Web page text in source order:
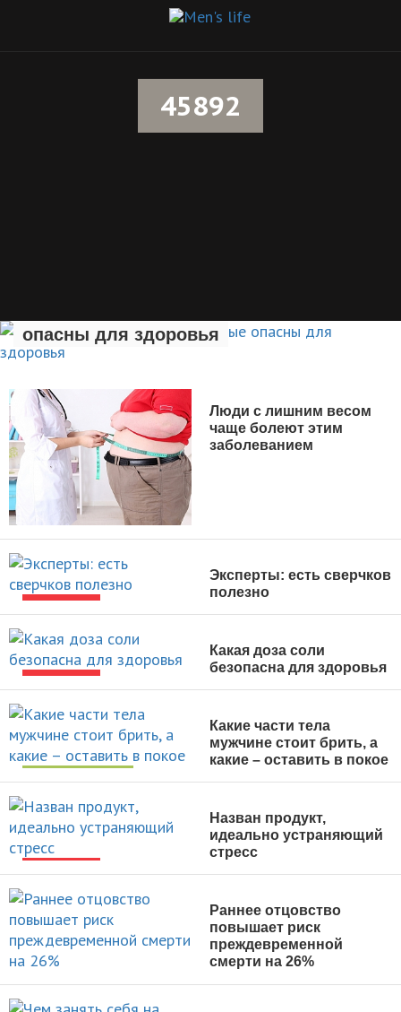
45892
опасны для здоровья
НОВОСТИ
Люди с лишним весом
чаще болеют этим
заболеванием
Эксперты: есть сверчков
полезно
Какая доза соли
безопасна для здоровья
УХОД ЗА СОБОЙ
Какие части тела
мужчине стоит брить, а
какие – оставить в покое
НОВОСТИ
Назван продукт,
идеально устраняющий
стресс
НОВОСТИ
Раннее отцовство
повышает риск
преждевременной
смерти на 26%